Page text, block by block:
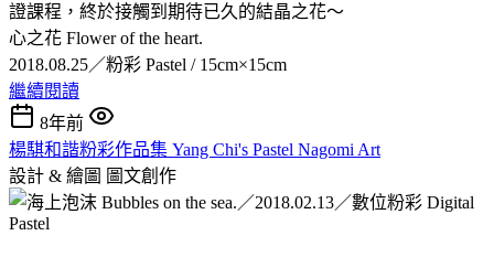
證課程，終於接觸到期待已久的結晶之花～
心之花 Flower of the heart.
2018.08.25／粉彩 Pastel / 15cm×15cm
繼續閱讀
8年前
楊騏和諧粉彩作品集 Yang Chi's Pastel Nagomi Art
設計 & 繪圖 圖文創作